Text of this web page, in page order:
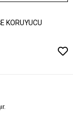
KORUYUCU